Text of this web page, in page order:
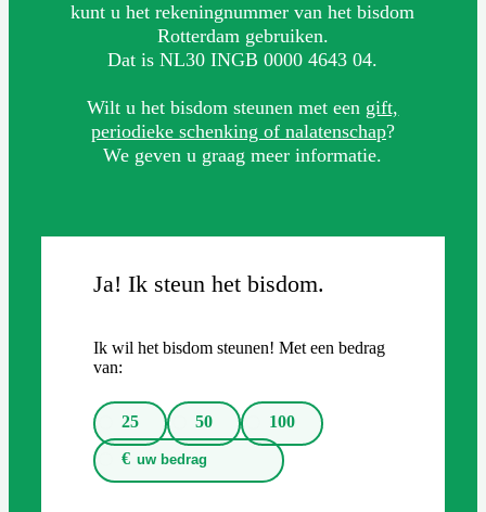
kunt u het rekeningnummer van het bisdom
Rotterdam gebruiken.
Dat is NL30 INGB 0000 4643 04.
Wilt u het bisdom steunen met een gift,
periodieke schenking of nalatenschap?
We geven u graag meer informatie.
Ja! Ik steun het bisdom.
Ik wil het bisdom steunen! Met een bedrag
van:
25 50
100
€